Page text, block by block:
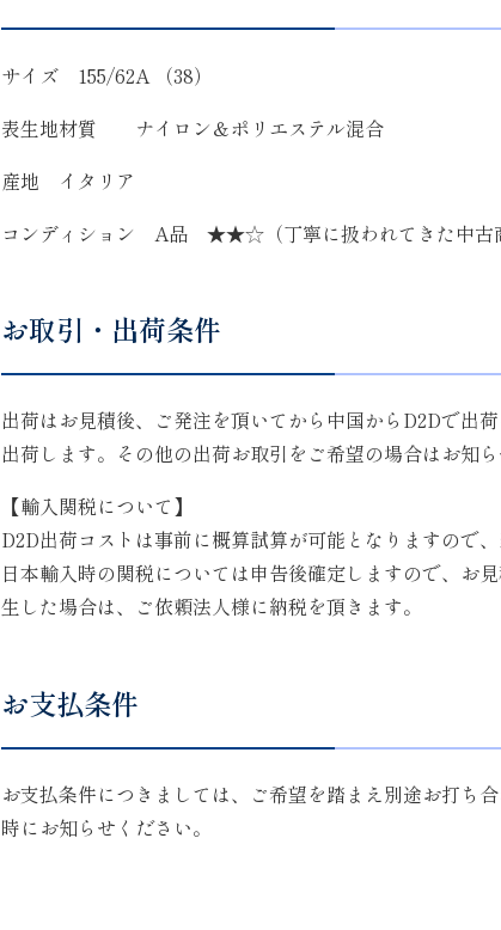
サイズ 155/62A （38）
表生地材質 ナイロン＆ポリエステル混合
産地 イタリア
コンディション A品 ★★☆（丁寧に扱われてきた中古
お取引・出荷条件
出荷はお見積後、ご発注を頂いてから中国からD2Dで出
出荷します。その他の出荷お取引をご希望の場合はお知ら
【輸入関税について】
D2D出荷コストは事前に概算試算が可能となりますので
日本輸入時の関税については申告後確定しますので、お
生した場合は、ご依頼法人様に納税を頂きます。
お支払条件
お支払条件につきましては、ご希望を踏まえ別途お打ち
時にお知らせください。